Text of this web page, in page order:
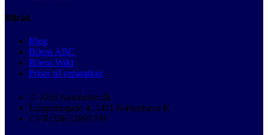
Bilråd
Blog
Bilens ABC
Bilens Wiki
Priser på reparation
© 2026 Autobutler.dk
Langebrogade 4, 1411 København K
CVR: DK32891799